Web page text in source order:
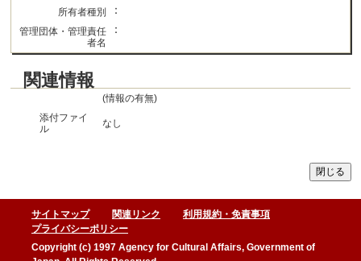
所有者種別 ：
管理団体・管理責任
者名
：
関連情報
(情報の有無)
添付ファイ
ル
なし
サイトマップ 関連リンク
利用規約・免責事項
プライバシーポリシー
Copyright (c) 1997 Agency for Cultural Affairs, Government of